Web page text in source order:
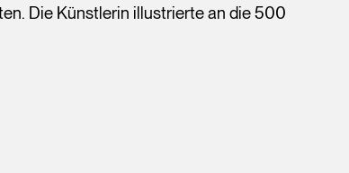
Die Künstlerin illustrierte an die 500